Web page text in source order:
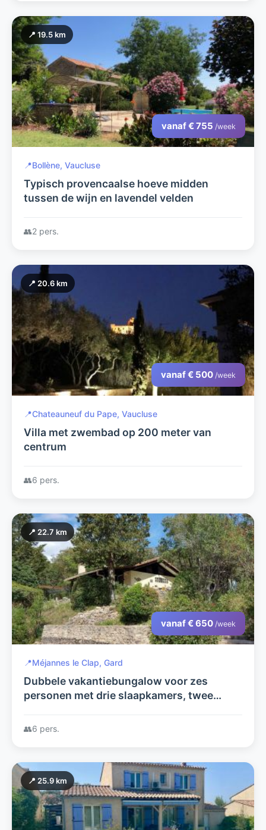
📍 19.5 km
vanaf € 755 /week
📍Bollène, Vaucluse
Typisch provencaalse hoeve midden
tussen de wijn en lavendel velden
👥2 pers.
📍 20.6 km
vanaf € 500 /week
📍Chateauneuf du Pape, Vaucluse
Villa met zwembad op 200 meter van
centrum
👥6 pers.
📍 22.7 km
vanaf € 650 /week
📍Méjannes le Clap, Gard
Dubbele vakantiebungalow voor zes
personen met drie slaapkamers, twee
de terrassen op de Ardèche.
👥6 pers.
📍 25.9 km